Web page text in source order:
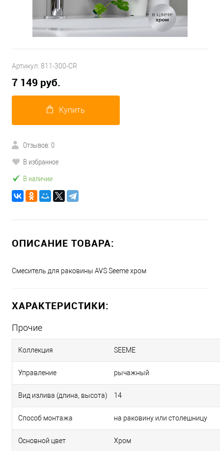
Артикул: 811-300-CR
7 149 руб.
Купить
Отзывов: 0
В избранное
В наличии
ОПИСАНИЕ ТОВАРА:
Смеситель для раковины AVS Seeme хром
ХАРАКТЕРИСТИКИ:
Прочие
Коллекция SEEME
Управление рычажный
Вид излива (длина, высота) 14
Способ монтажа на раковину или столешницу
Основной цвет Хром